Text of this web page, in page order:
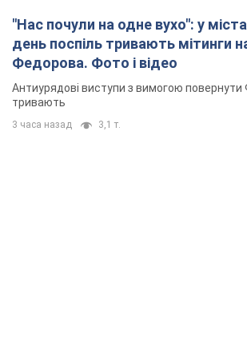
"Нас почули на одне вухо": у
день поспіль тривають мітинги
Федорова. Фото і відео
Антиурядові виступи з вимогою повернути
тривають
3 часа назад 3,1 т.